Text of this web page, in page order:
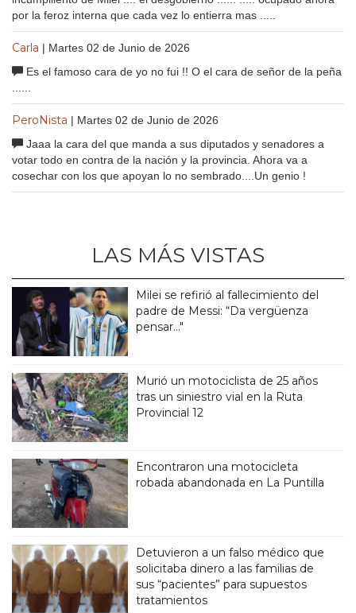
por la feroz interna que cada vez lo entierra mas .....
Carla | Martes 02 de Junio de 2026
Es el famoso cara de yo no fui !! O el cara de señor de la peña
PeroNista | Martes 02 de Junio de 2026
Jaaa la cara del que manda a sus diputados y senadores a
votar todo en contra de la nación y la provincia. Ahora va a
cosechar con los que apoyan lo no sembrado....Un genio !
LAS MÁS VISTAS
Milei se refirió al fallecimiento del
padre de Messi: “Da vergüenza
pensar..."
Murió un motociclista de 25 años
tras un siniestro vial en la Ruta
Provincial 12
Encontraron una motocicleta
robada abandonada en La Puntilla
Detuvieron a un falso médico que
solicitaba dinero a las familias de
sus “pacientes” para supuestos
tratamientos